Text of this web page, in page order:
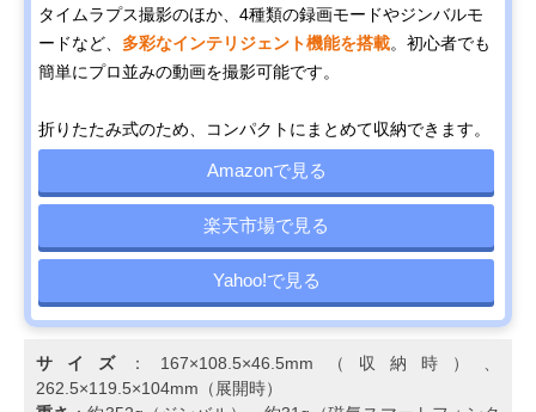
タイムラプス撮影のほか、4種類の録画モードやジンバルモ
ードなど、 多彩なインテリジェント機能を搭載。初心者でも
簡単にプロ並みの動画を撮影可能です。
折りたたみ式のため、コンパクトにまとめて収納できます。
Amazonで見る
楽天市場で見る
Yahoo!で見る
サイズ
：167×108.5×46.5mm（収納時）、
262.5×119.5×104mm（展開時）